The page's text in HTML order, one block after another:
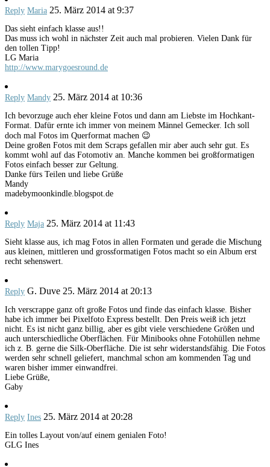
Reply Maria 25. März 2014 at 9:37
Das sieht einfach klasse aus!!
Das muss ich wohl in nächster Zeit auch mal probieren. Vielen Dank für
den tollen Tipp!
LG Maria
http://www.marygoesround.de
Reply Mandy 25. März 2014 at 10:36
Ich bevorzuge auch eher kleine Fotos und dann am Liebste im Hochkant-
Format. Dafür ernte ich immer von meinem Männel Gemecker. Ich soll
doch mal Fotos im Querformat machen 😉
Deine großen Fotos mit dem Scraps gefallen mir aber auch sehr gut. Es
kommt wohl auf das Fotomotiv an. Manche kommen bei großformatigen
Fotos einfach besser zur Geltung.
Danke fürs Teilen und liebe Grüße
Mandy
madebymoonkindle.blogspot.de
Reply Maja 25. März 2014 at 11:43
Sieht klasse aus, ich mag Fotos in allen Formaten und gerade die Mischung
aus kleinen, mittleren und grossformatigen Fotos macht so ein Album erst
recht sehenswert.
Reply G. Duve 25. März 2014 at 20:13
Ich verscrappe ganz oft große Fotos und finde das einfach klasse. Bisher
habe ich immer bei Pixelfoto Express bestellt. Den Preis weiß ich jetzt
nicht. Es ist nicht ganz billig, aber es gibt viele verschiedene Größen und
auch unterschiedliche Oberflächen. Für Minibooks ohne Fotohüllen nehme
ich z. B. gerne die Silk-Oberfläche. Die ist sehr widerstandsfähig. Die Fotos
werden sehr schnell geliefert, manchmal schon am kommenden Tag und
waren bisher immer einwandfrei.
Liebe Grüße,
Gaby
Reply Ines 25. März 2014 at 20:28
Ein tolles Layout von/auf einem genialen Foto!
GLG Ines